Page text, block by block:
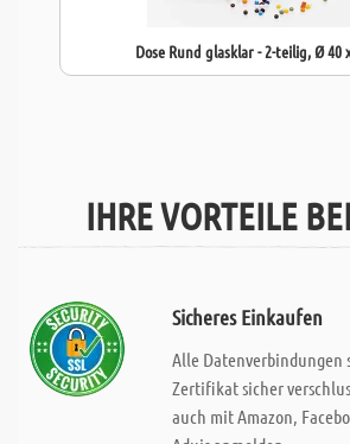
Dose Rund glasklar - 2-teilig, Ø 40
IHRE VORTEILE
Sicheres Einkaufen
Alle Datenverbindungen
Zertifikat sicher
auch mit Amazon,